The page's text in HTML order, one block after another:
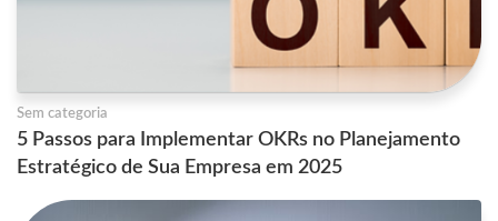
Sem categoria
5 Passos para Implementar OKRs no Planejamento
Estratégico de Sua Empresa em 2025